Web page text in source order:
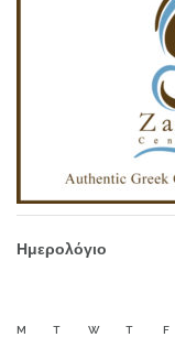
Ημερολόγιο
M T W T F